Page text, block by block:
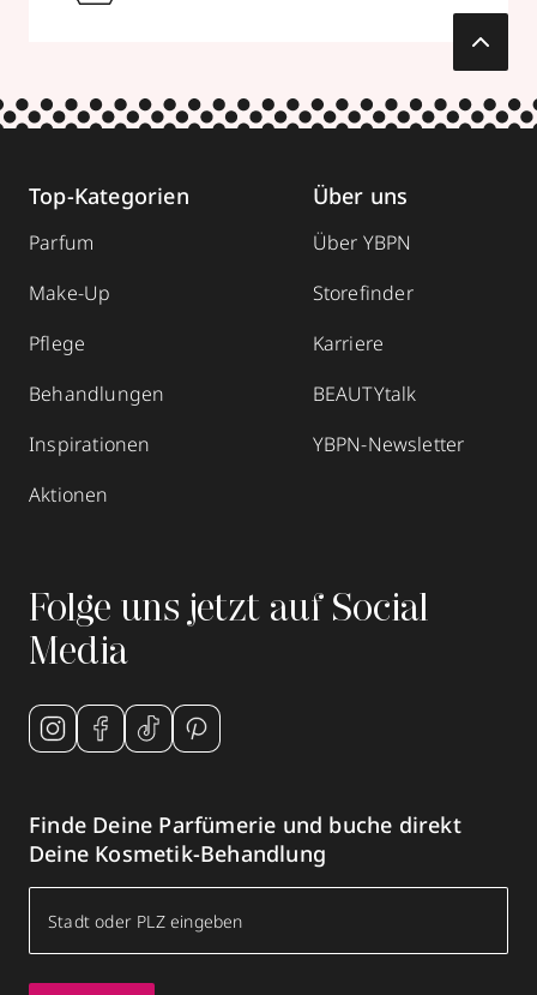
Top-Kategorien
Parfum
Make-Up
Pflege
Behandlungen
Inspirationen
Aktionen
Über uns
Über YBPN
Storefinder
Karriere
BEAUTYtalk
YBPN-Newsletter
Folge uns jetzt auf Social
Media
Finde Deine Parfümerie und buche direkt
Deine Kosmetik-Behandlung